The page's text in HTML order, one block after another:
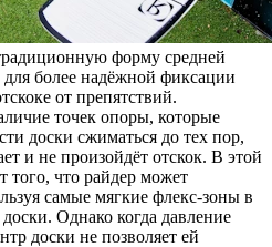
форму средней
более надёжной фиксации
от препятствий.
точек опоры, которые
доски сжиматься до тех пор,
и не произойдёт отскок. В этой
того, что райдер может
самые мягкие флекс-зоны в
Однако когда давление
доски не позволяет ей